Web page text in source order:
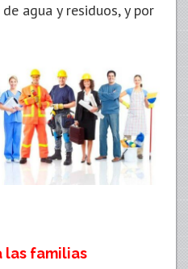
agua y residuos, y por
las familias